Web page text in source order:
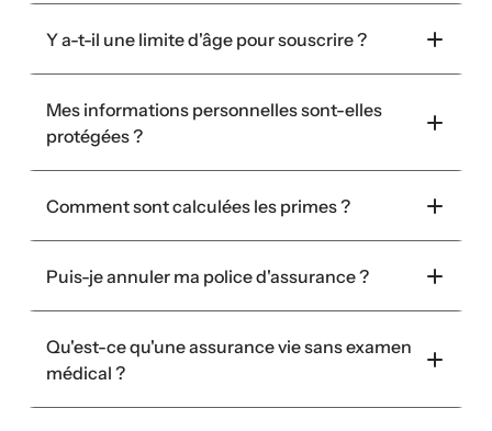
Y a-t-il une limite d'âge pour souscrire ?
Mes informations personnelles sont-elles
protégées ?
Comment sont calculées les primes ?
Puis-je annuler ma police d'assurance ?
Qu'est-ce qu'une assurance vie sans examen
médical ?